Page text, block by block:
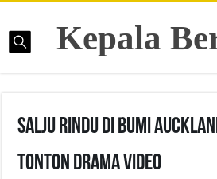
Kepala
Salju Rindu Di Bumi
Tonton Drama Video